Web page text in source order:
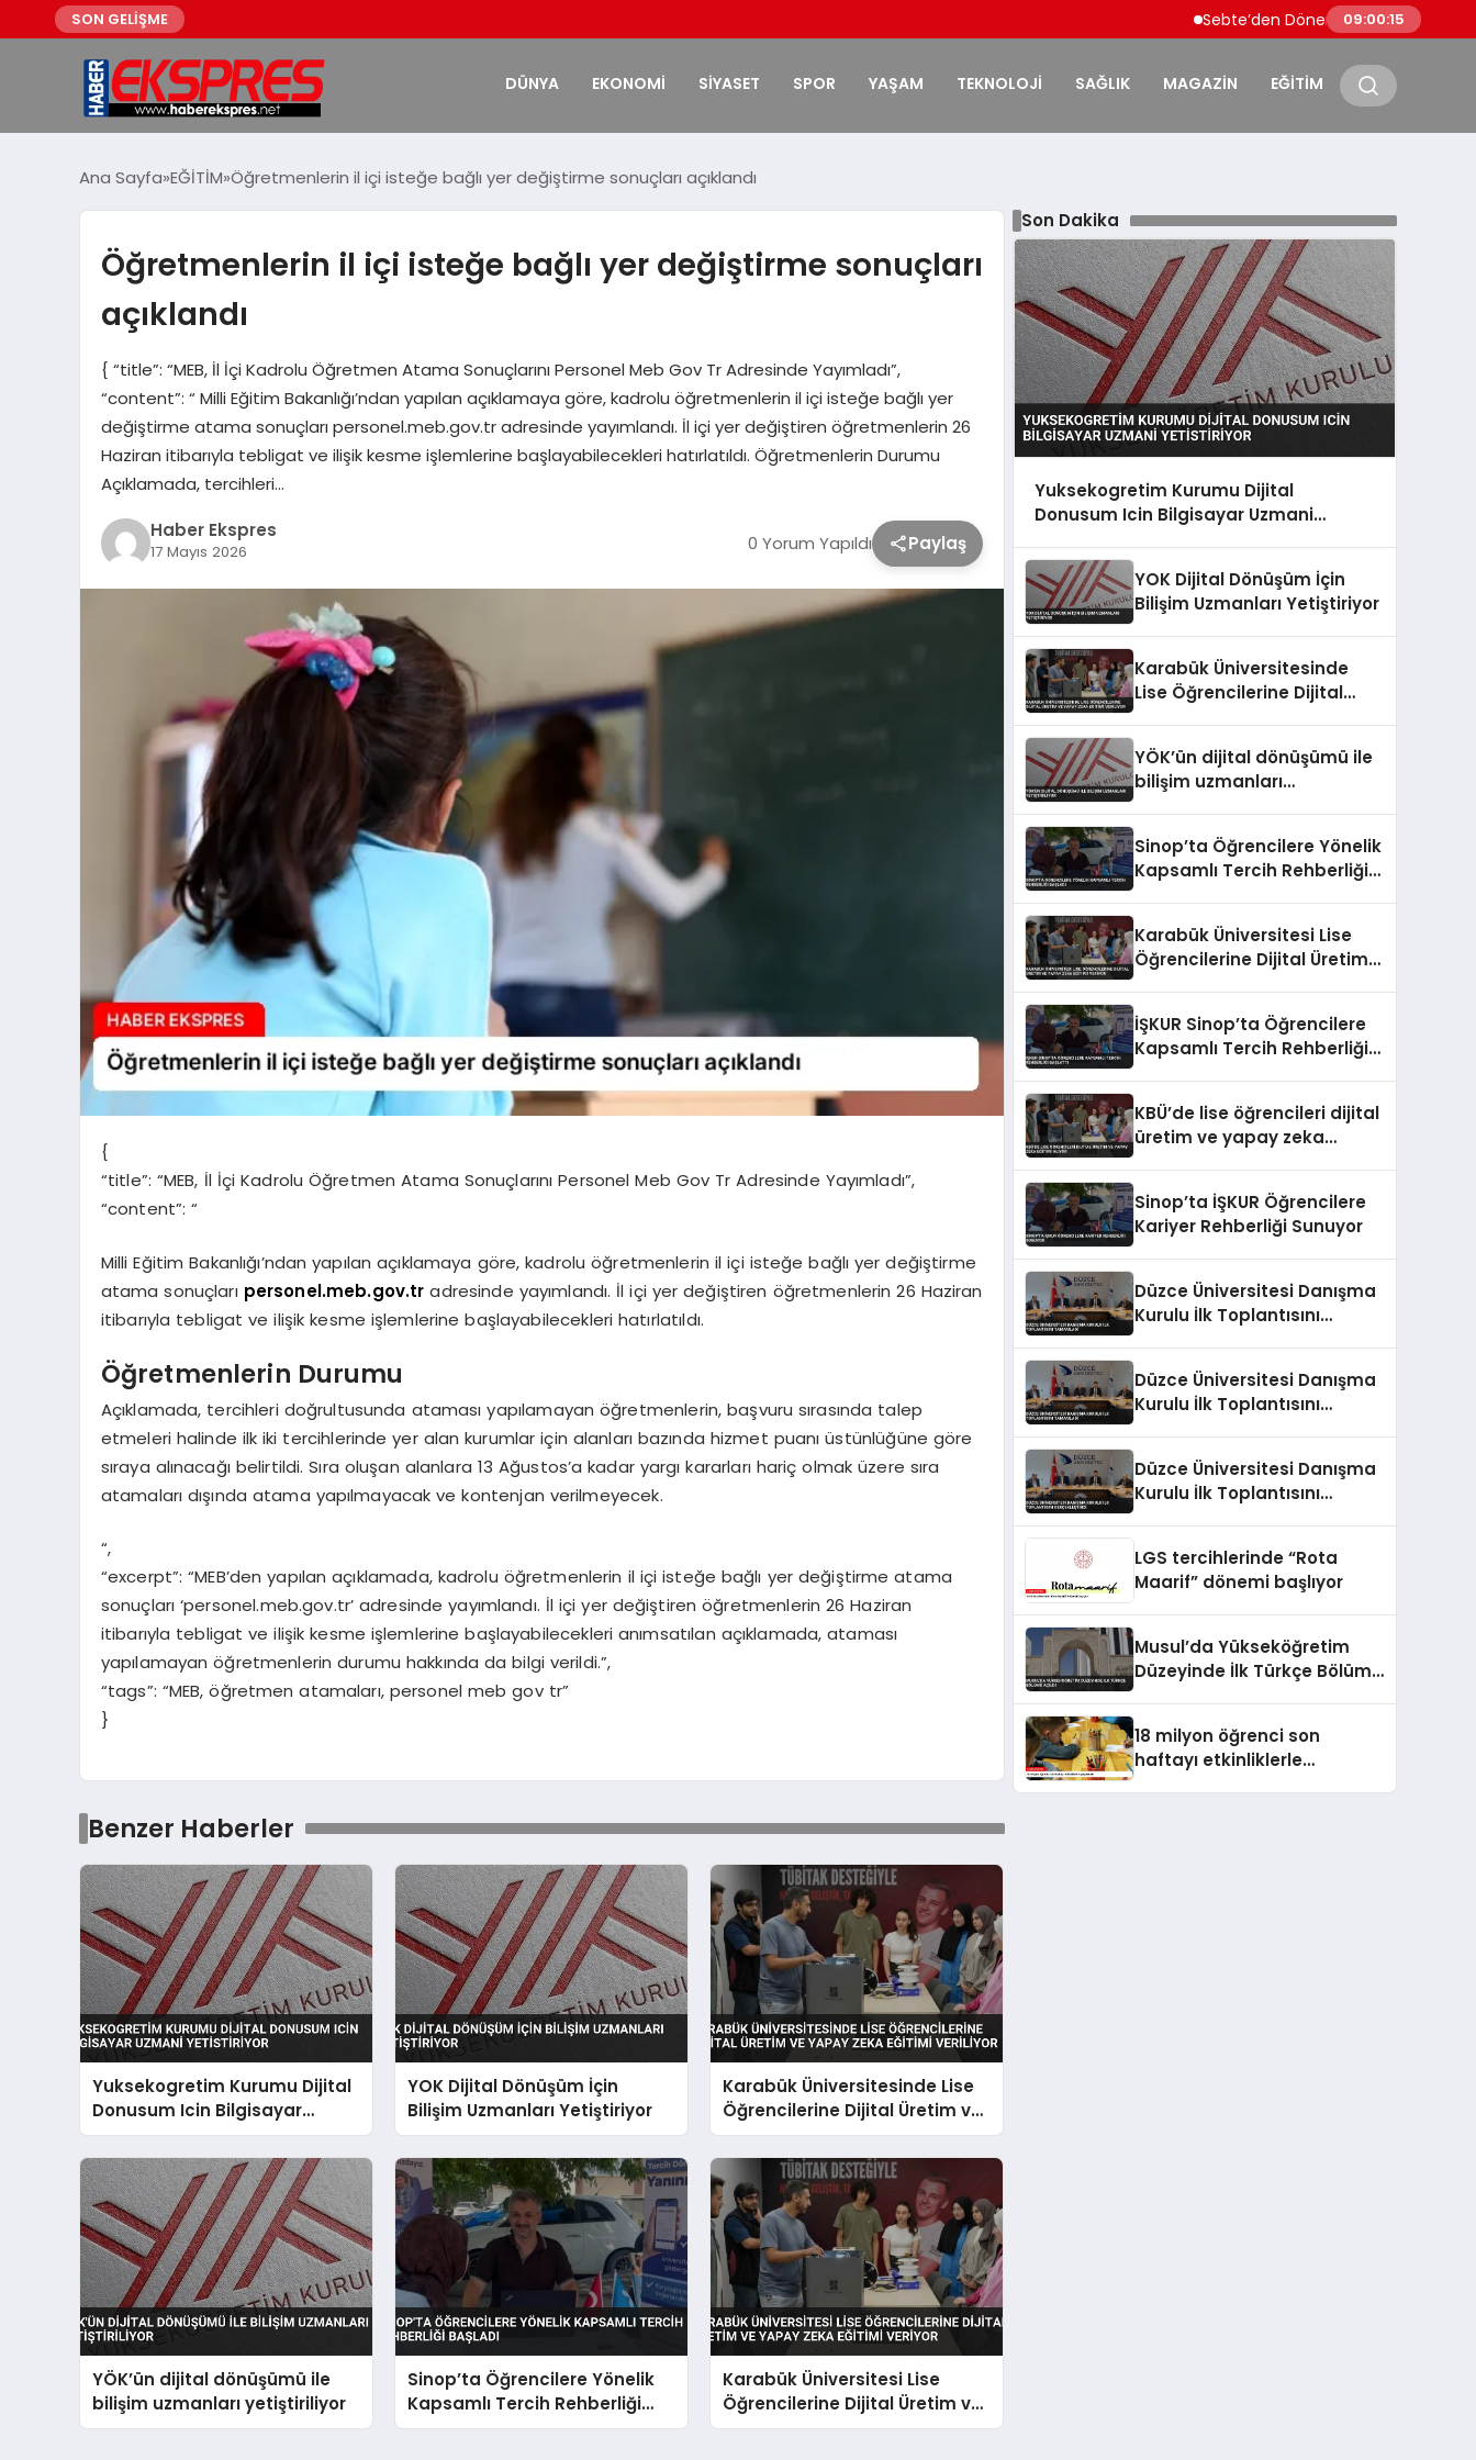
SON GELİŞME Sebte’den Dönen Faslı Göçmenlere
09:00:16
DÜNYA EKONOMİ SİYASET SPOR YAŞAM TEKNOLOJİ SAĞLIK MAGAZİN EĞİTİM
Ana Sayfa EĞİTİM Öğretmenlerin il içi isteğe bağlı yer değiştirme sonuçları açıklandı
Öğretmenlerin il içi isteğe bağlı yer değiştirme sonuçları
açıklandı
{ “title”: “MEB, İl İçi Kadrolu Öğretmen Atama Sonuçlarını Personel Meb Gov Tr Adresinde Yayımladı”,
“content”: “ Milli Eğitim Bakanlığı’ndan yapılan açıklamaya göre, kadrolu öğretmenlerin il içi isteğe bağlı yer
değiştirme atama sonuçları personel.meb.gov.tr adresinde yayımlandı. İl içi yer değiştiren öğretmenlerin 26
Haziran itibarıyla tebligat ve ilişik kesme işlemlerine başlayabilecekleri hatırlatıldı. Öğretmenlerin Durumu
Açıklamada, tercihleri…
Haber Ekspres
17 Mayıs 2026 0 Yorum Yapıldı Paylaş
{
“title”: “MEB, İl İçi Kadrolu Öğretmen Atama Sonuçlarını Personel Meb Gov Tr Adresinde Yayımladı”,
“content”: “
Milli Eğitim Bakanlığı’ndan yapılan açıklamaya göre, kadrolu öğretmenlerin il içi isteğe bağlı yer değiştirme
atama sonuçları personel.meb.gov.tr adresinde yayımlandı. İl içi yer değiştiren öğretmenlerin 26 Haziran
itibarıyla tebligat ve ilişik kesme işlemlerine başlayabilecekleri hatırlatıldı.
Öğretmenlerin Durumu
Açıklamada, tercihleri doğrultusunda ataması yapılamayan öğretmenlerin, başvuru sırasında talep
etmeleri halinde ilk iki tercihlerinde yer alan kurumlar için alanları bazında hizmet puanı üstünlüğüne göre
sıraya alınacağı belirtildi. Sıra oluşan alanlara 13 Ağustos’a kadar yargı kararları hariç olmak üzere sıra
atamaları dışında atama yapılmayacak ve kontenjan verilmeyecek.
“,
“excerpt”: “MEB’den yapılan açıklamada, kadrolu öğretmenlerin il içi isteğe bağlı yer değiştirme atama
sonuçları ‘personel.meb.gov.tr’ adresinde yayımlandı. İl içi yer değiştiren öğretmenlerin 26 Haziran
itibarıyla tebligat ve ilişik kesme işlemlerine başlayabilecekleri anımsatılan açıklamada, ataması
yapılamayan öğretmenlerin durumu hakkında da bilgi verildi.”,
“tags”: “MEB, öğretmen atamaları, personel meb gov tr”
}
Benzer Haberler
Yuksekogretim Kurumu Dijital
Donusum Icin Bilgisayar
Uzmani Yetistiriyor
YOK Dijital Dönüşüm İçin
Bilişim Uzmanları Yetiştiriyor
Karabük Üniversitesinde Lise
Öğrencilerine Dijital Üretim ve
Yapay Zeka Eğitimi Veriliyor
YÖK’ün dijital dönüşümü ile
bilişim uzmanları yetiştiriliyor
Sinop’ta Öğrencilere Yönelik
Kapsamlı Tercih Rehberliği
Başladı
Karabük Üniversitesi Lise
Öğrencilerine Dijital Üretim ve
Yapay Zeka Eğitimi Veriyor
Son Dakika
Yuksekogretim Kurumu Dijital
Donusum Icin Bilgisayar Uzmani
YOK Dijital Dönüşüm İçin
Bilişim Uzmanları Yetiştiriyor
Karabük Üniversitesinde
Lise Öğrencilerine Dijital
YÖK’ün dijital dönüşümü ile
bilişim uzmanları
Sinop’ta Öğrencilere Yönelik
Kapsamlı Tercih Rehberliği
Karabük Üniversitesi Lise
Öğrencilerine Dijital Üretim
İŞKUR Sinop’ta Öğrencilere
Kapsamlı Tercih Rehberliği
KBÜ’de lise öğrencileri dijital
üretim ve yapay zeka
Sinop’ta İŞKUR Öğrencilere
Kariyer Rehberliği Sunuyor
Düzce Üniversitesi Danışma
Kurulu İlk Toplantısını
Düzce Üniversitesi Danışma
Kurulu İlk Toplantısını
Düzce Üniversitesi Danışma
Kurulu İlk Toplantısını
LGS tercihlerinde “Rota
Maarif” dönemi başlıyor
Musul’da Yükseköğretim
Düzeyinde İlk Türkçe Bölümü
18 milyon öğrenci son
haftayı etkinliklerle